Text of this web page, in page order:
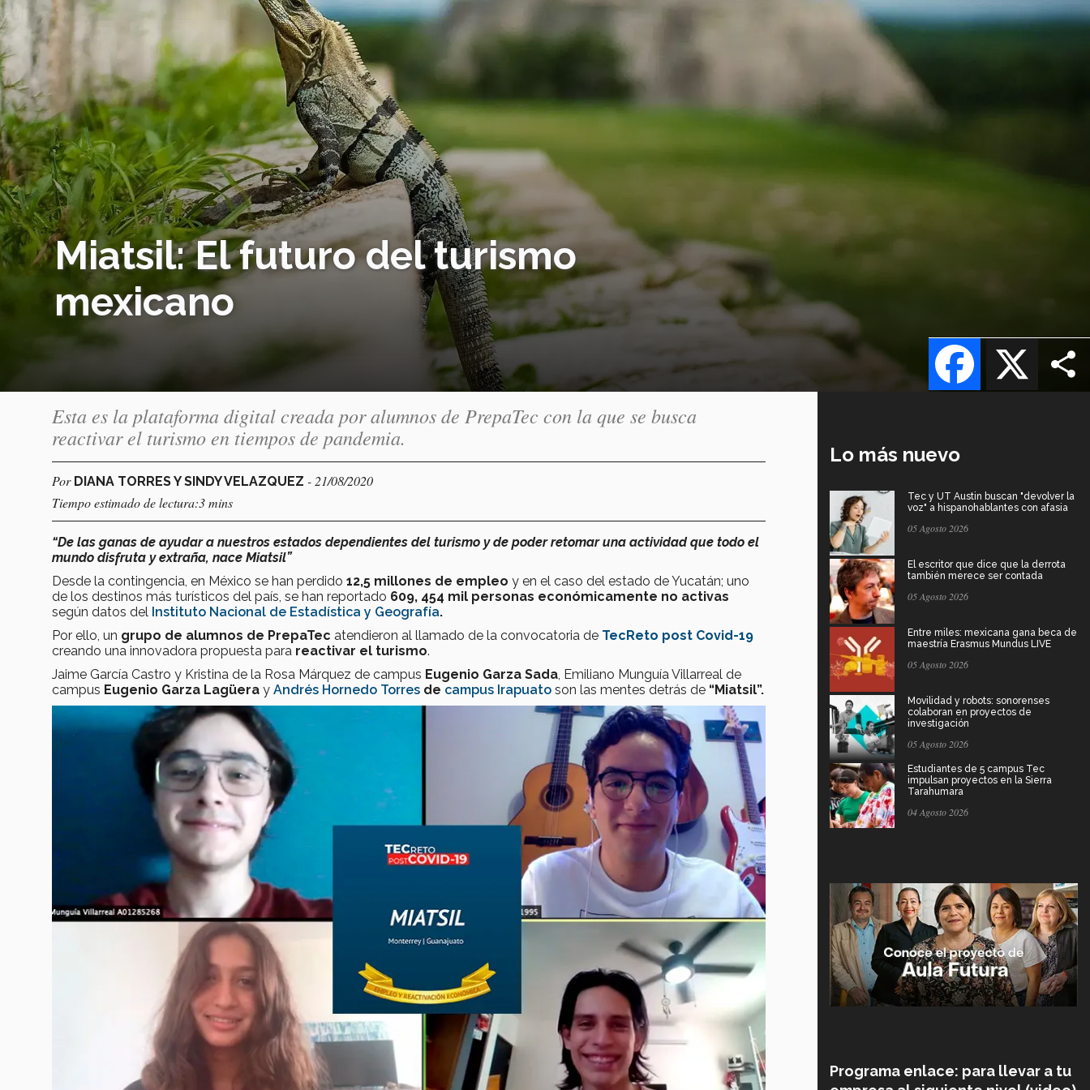
Miatsil: El futuro del turismo
mexicano
X
Facebook
Esta es la plataforma digital creada por alumnos de PrepaTec con la que se busca
reactivar el turismo en tiempos de pandemia.
Por DIANA TORRES Y SINDY VELAZQUEZ - 21/08/2020
Tiempo estimado de lectura:3 mins
“De las ganas de ayudar a nuestros estados dependientes del turismo y de poder retomar una actividad que todo el
mundo disfruta y extraña, nace Miatsil”
Desde la contingencia, en México se han perdido 12,5 millones de empleo y en el caso del estado de Yucatán; uno
de los destinos más turísticos del país, se han reportado 609, 454 mil personas económicamente no activas
según datos del Instituto Nacional de Estadística y Geografía.
Por ello, un grupo de alumnos de PrepaTec atendieron al llamado de la convocatoria de TecReto post Covid-19
creando una innovadora propuesta para reactivar el turismo.
Jaime García Castro y Kristina de la Rosa Márquez de campus Eugenio Garza Sada , Emiliano Munguía Villarreal de
campus Eugenio Garza Lagüera y Andrés Hornedo Torres de campus Irapuato son las mentes detrás de “Miatsil”.
Lo más nuevo
Tec y UT Austin buscan "devolver la
voz" a hispanohablantes con afasia
05 Agosto 2026
El escritor que dice que la derrota
también merece ser contada
05 Agosto 2026
Entre miles: mexicana gana beca de
maestría Erasmus Mundus LIVE
05 Agosto 2026
Movilidad y robots: sonorenses
colaboran en proyectos de
investigación
05 Agosto 2026
Estudiantes de 5 campus Tec
impulsan proyectos en la Sierra
Tarahumara
04 Agosto 2026
Programa enlace: para llevar a tu